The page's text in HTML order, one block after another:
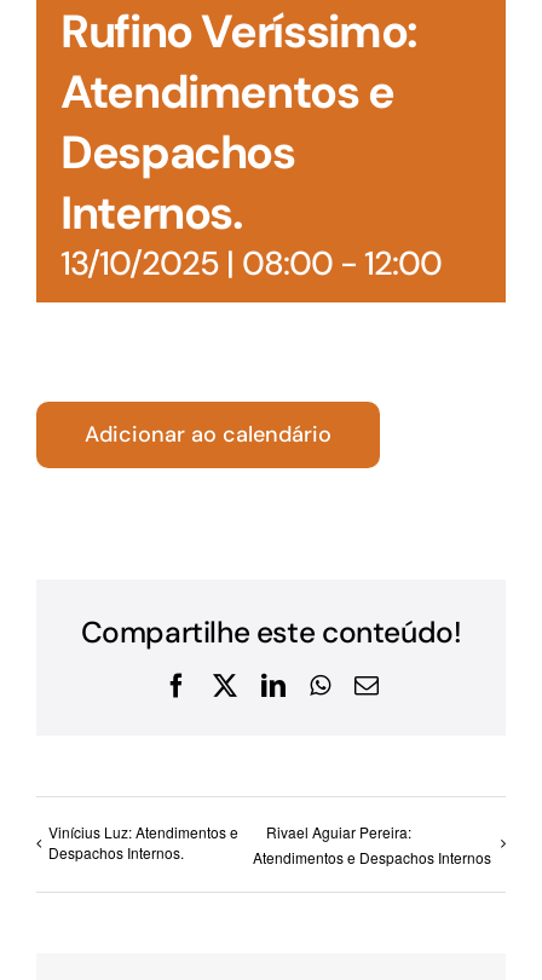
Rufino Veríssimo:
Atendimentos e
Despachos
Internos.
13/10/2025 | 08:00- 12:00
Adicionar ao calendário
Compartilhe este conteúdo!
Facebook
X LinkedInWhatsApp
E-
Vinícius Luz: Atendimentos e
Despachos Internos.
Rivael Aguiar Pereira:
Atendimentos e Despachos Internos